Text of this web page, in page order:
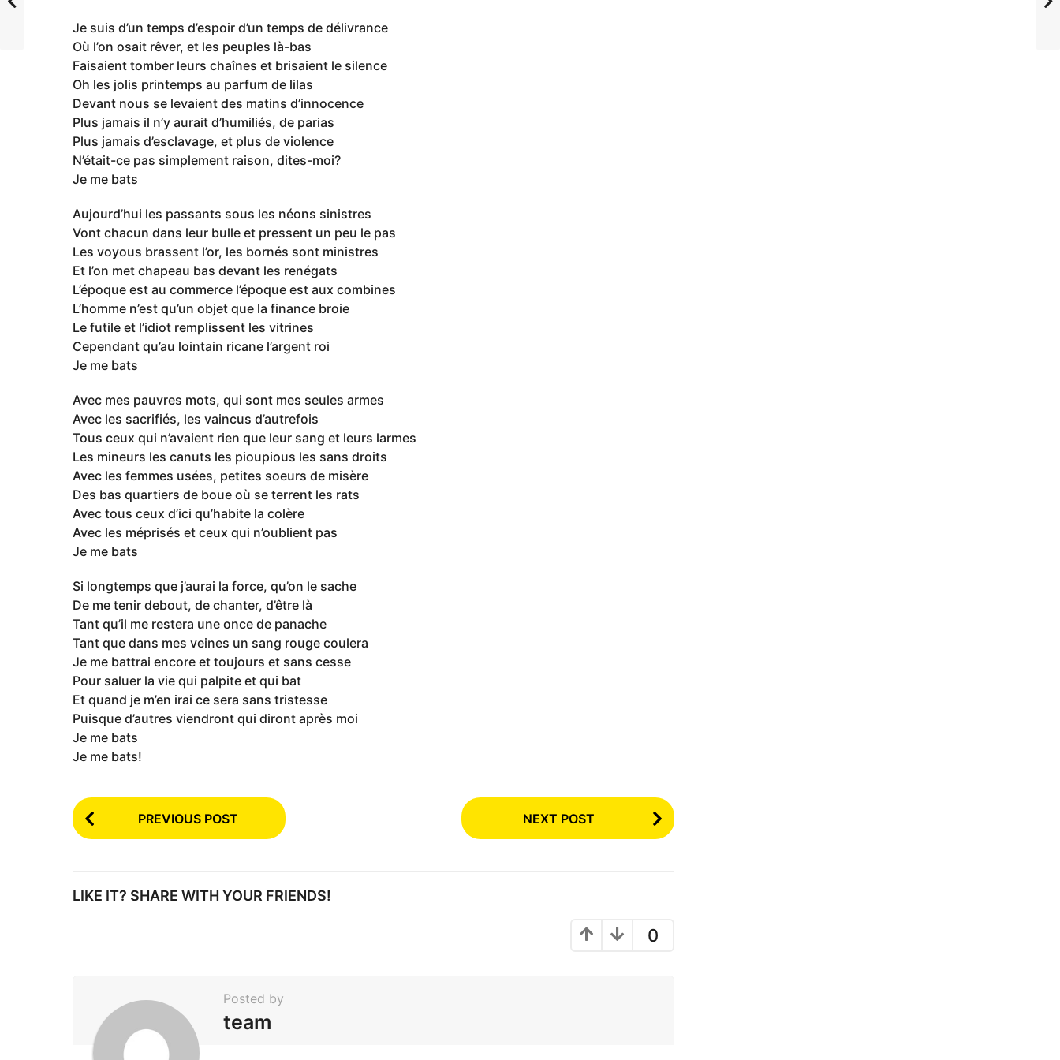
Je suis d’un temps d’espoir d’un temps de délivrance
Où l’on osait rêver, et les peuples là-bas
Faisaient tomber leurs chaînes et brisaient le silence
Oh les jolis printemps au parfum de lilas
Devant nous se levaient des matins d’innocence
Plus jamais il n’y aurait d’humiliés, de parias
Plus jamais d’esclavage, et plus de violence
N’était-ce pas simplement raison, dites-moi?
Je me bats
Aujourd’hui les passants sous les néons sinistres
Vont chacun dans leur bulle et pressent un peu le pas
Les voyous brassent l’or, les bornés sont ministres
Et l’on met chapeau bas devant les renégats
L’époque est au commerce l’époque est aux combines
L’homme n’est qu’un objet que la finance broie
Le futile et l’idiot remplissent les vitrines
Cependant qu’au lointain ricane l’argent roi
Je me bats
Avec mes pauvres mots, qui sont mes seules armes
Avec les sacrifiés, les vaincus d’autrefois
Tous ceux qui n’avaient rien que leur sang et leurs larmes
Les mineurs les canuts les pioupious les sans droits
Avec les femmes usées, petites soeurs de misère
Des bas quartiers de boue où se terrent les rats
Avec tous ceux d’ici qu’habite la colère
Avec les méprisés et ceux qui n’oublient pas
Je me bats
Si longtemps que j’aurai la force, qu’on le sache
De me tenir debout, de chanter, d’être là
Tant qu’il me restera une once de panache
Tant que dans mes veines un sang rouge coulera
Je me battrai encore et toujours et sans cesse
Pour saluer la vie qui palpite et qui bat
Et quand je m’en irai ce sera sans tristesse
Puisque d’autres viendront qui diront après moi
Je me bats
Je me bats!
P
o
t
P
PREVIOUS POST NEXT POST
LIKE IT? SHARE WITH YOUR FRIENDS!
0
Posted by
team